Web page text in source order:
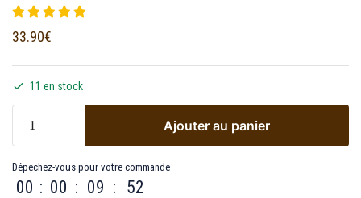
33.90€
11 en stock
Ajouter au panier
Dépechez-vous pour votre commande
00 : 00 : 09 : 52